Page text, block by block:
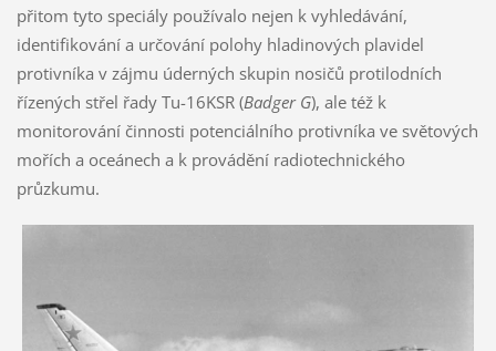
přitom tyto speciály používalo nejen k vyhledávání,
identifikování a určování polohy hladinových plavidel
protivníka v zájmu úderných skupin nosičů protilodních
řízených střel řady Tu-16KSR (Badger G), ale též k
monitorování činnosti potenciálního protivníka ve světových
mořích a oceánech a k provádění radiotechnického
průzkumu.